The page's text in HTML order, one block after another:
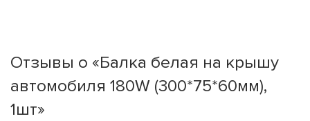
Отзывы о «Балка белая на крышу
автомобиля 180W (300*75*60мм),
1шт»